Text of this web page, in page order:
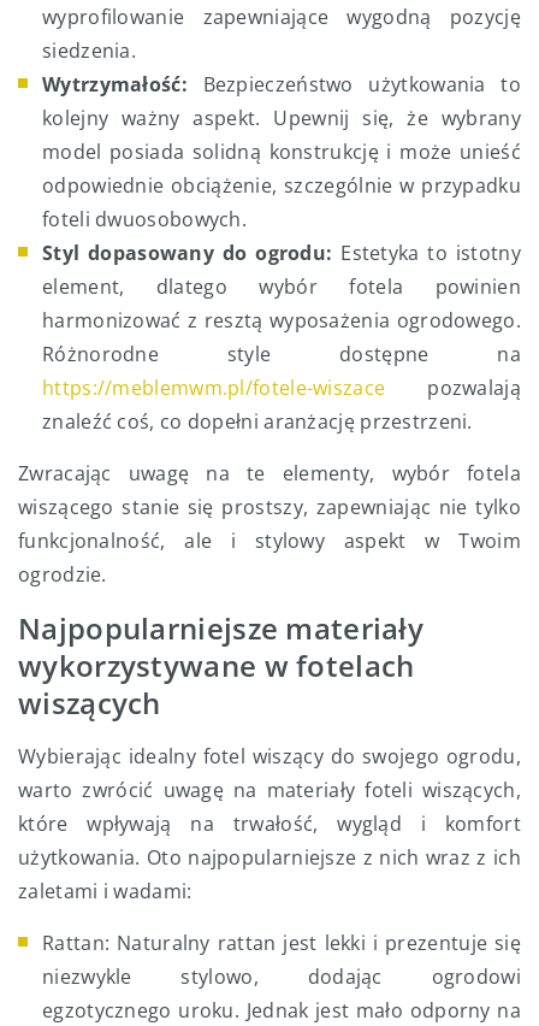
wyprofilowanie zapewniające wygodną pozycję
siedzenia.
Wytrzymałość: Bezpieczeństwo użytkowania to
kolejny ważny aspekt. Upewnij się, że wybrany
model posiada solidną konstrukcję i może unieść
odpowiednie obciążenie, szczególnie w przypadku
foteli dwuosobowych.
Styl dopasowany do ogrodu: Estetyka to istotny
element, dlatego wybór fotela powinien
harmonizować z resztą wyposażenia ogrodowego.
Różnorodne style dostępne na
https://meblemwm.pl/fotele-wiszace pozwalają
znaleźć coś, co dopełni aranżację przestrzeni.
Zwracając uwagę na te elementy, wybór fotela
wiszącego stanie się prostszy, zapewniając nie tylko
funkcjonalność, ale i stylowy aspekt w Twoim
ogrodzie.
Najpopularniejsze materiały
wykorzystywane w fotelach
wiszących
Wybierając idealny fotel wiszący do swojego ogrodu,
warto zwrócić uwagę na materiały foteli wiszących,
które wpływają na trwałość, wygląd i komfort
użytkowania. Oto najpopularniejsze z nich wraz z ich
zaletami i wadami:
Rattan: Naturalny rattan jest lekki i prezentuje się
niezwykle stylowo, dodając ogrodowi
egzotycznego uroku. Jednak jest mało odporny na